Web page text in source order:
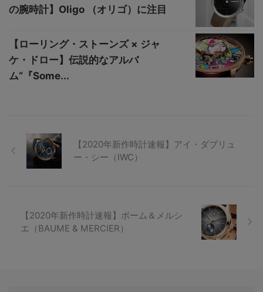
の腕時計】Oligo （オリゴ）に注目
【ローリング・ストーンズ × ジャ
ケ・ドロー】伝説的なアルバ
ム“『Some...
【2020年新作時計速報】アイ・ダブリュ
ー・シー（IWC）
【2020年新作時計速報】ボーム＆メルシ
エ（BAUME & MERCIER）